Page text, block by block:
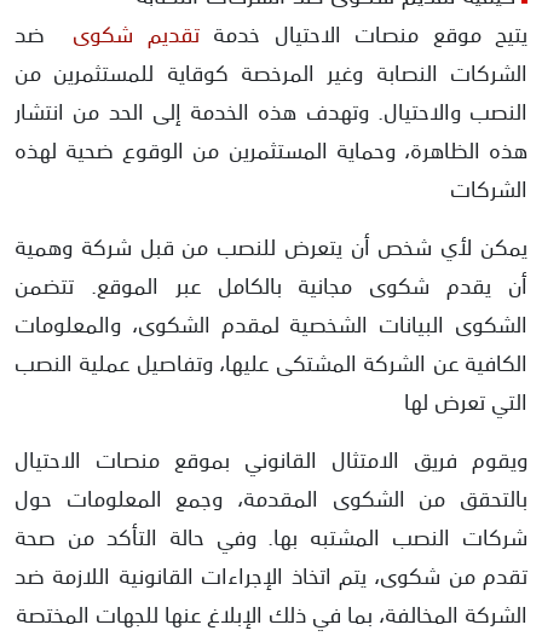
يتيح موقع منصات الاحتيال خدمةتقديم شكوى ضد
الشركات النصابة وغير المرخصة كوقاية للمستثمرين من
النصب والاحتيال. وتهدف هذه الخدمة إلى الحد من انتشار
هذه الظاهرة، وحماية المستثمرين من الوقوع ضحية لهذه
الشركات
يمكن لأي شخص أن يتعرض للنصب من قبل شركة وهمية
أن يقدم شكوى مجانية بالكامل عبر الموقع. تتضمن
الشكوى البيانات الشخصية لمقدم الشكوى، والمعلومات
الكافية عن الشركة المشتكى عليها، وتفاصيل عملية النصب
التي تعرض لها
ويقوم فريق الامتثال القانوني بموقع منصات الاحتيال
بالتحقق من الشكوى المقدمة، وجمع المعلومات حول
شركات النصب المشتبه بها. وفي حالة التأكد من صحة
تقدم من شكوى، يتم اتخاذ الإجراءات القانونية اللازمة ضد
الشركة المخالفة، بما في ذلك الإبلاغ عنها للجهات المختصة